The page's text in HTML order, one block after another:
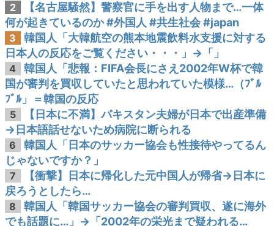
2
【名古屋騒然】警察官に手を出す人物まで…一体
何が起きているのか #外国人 #共生社会 #japan
3
韓国人「大韓航空の熊本地震飲料水支援に対する
日本人の反応をご覧ください・・・」→「」
4
韓国人「悲報：FIFA会長にさえ2002年W杯で韓
国が審判を買収していたと思われていた模様…（ﾌﾞﾙ
ﾌﾞﾙ」＝韓国の反応
5
【日本に不満】パキスタン夫婦が日本で出産準備
→日本語話せないため病院に断られる
6
韓国人「日本のサッカー協会も性接待やってるん
じゃないですか？」
7
【衝撃】日本に帰化した元中国人が帰省→日本に
戻ろうとしたら…
8
韓国人「韓国サッカー協会の審判買収、遂に海外
でも話題に…」→「2002年の栄光まで疑われる…